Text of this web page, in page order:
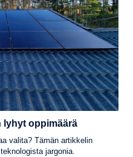
oppimäärä
valita? Tämän artikkelin
jargonia.